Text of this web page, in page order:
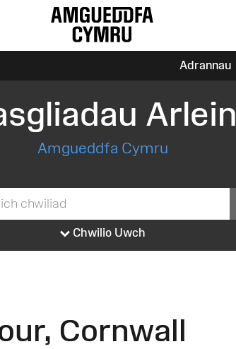
Adrannau
Arlein
Amgueddfa Cymru
Chwilio Uwch
Cornwall